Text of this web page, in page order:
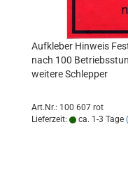
Aufkleber Hinweis
nach 100
weitere Schlepper
Art.Nr.: 100 607 rot
Lieferzeit:
ca. 1-3 Tage